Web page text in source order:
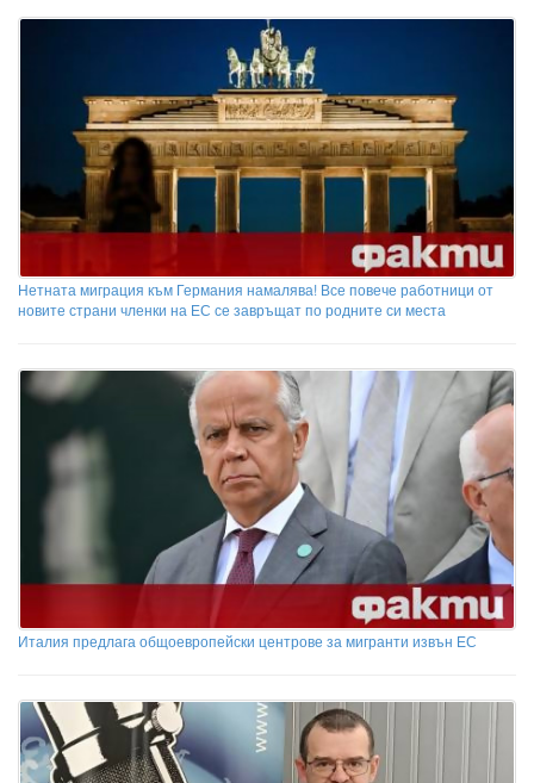
Нетната миграция към Германия намалява! Все повече работници от
новите страни членки на ЕС се завръщат по родните си места
Италия предлага общоевропейски центрове за мигранти извън ЕС